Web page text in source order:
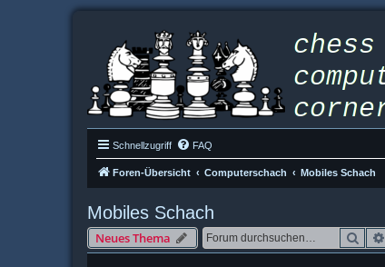
Schnellzugriff FAQ
Foren-Übersicht Computerschach Mobiles Schach
Mobiles Schach
Neues Thema Suche